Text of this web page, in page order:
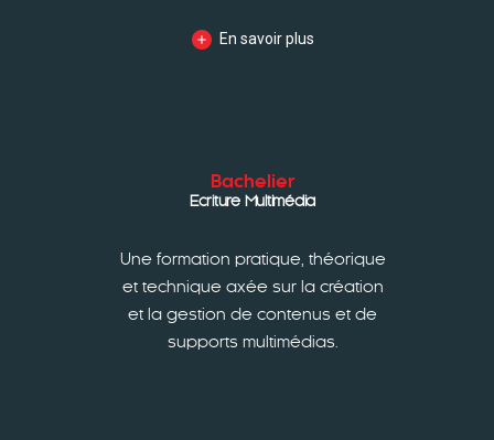
En savoir plus
Bachelier
Ecriture Multimédia
Une formation pratique, théorique
et technique axée sur la création
et la gestion de contenus et de
supports multimédias.